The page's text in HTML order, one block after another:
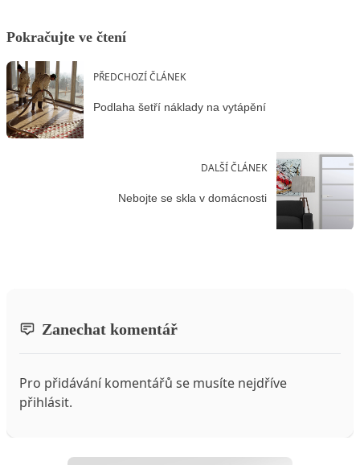
Pokračujte ve čtení
PŘEDCHOZÍ ČLÁNEK
Podlaha šetří náklady na vytápění
DALŠÍ ČLÁNEK
Nebojte se skla v domácnosti
Zanechat komentář
Pro přidávání komentářů se musíte nejdříve
přihlásit.